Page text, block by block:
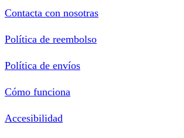
Contacta con nosotras
Política de reembolso
Política de envíos
Cómo funciona
Accesibilidad